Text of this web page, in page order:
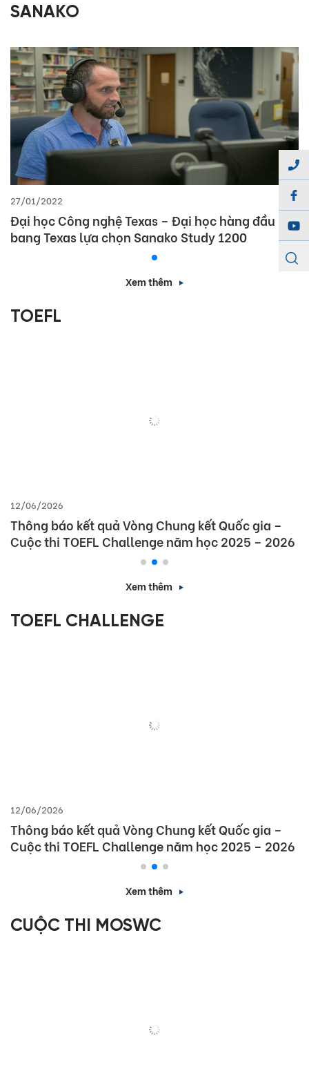
SANAKO
27/01/2022
Đại học Công nghệ Texas – Đại học hàng đầu
bang Texas lựa chọn Sanako Study 1200
Xem thêm
TOEFL
12/06/2026
Thông báo kết quả Vòng Chung kết Quốc gia –
Cuộc thi TOEFL Challenge năm học 2025 – 2026
Xem thêm
TOEFL CHALLENGE
12/06/2026
Thông báo kết quả Vòng Chung kết Quốc gia –
Cuộc thi TOEFL Challenge năm học 2025 – 2026
Xem thêm
CUỘC THI MOSWC